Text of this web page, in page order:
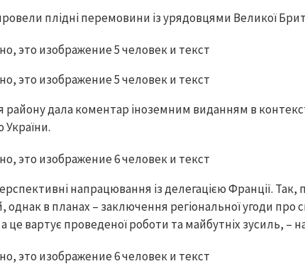
плідні перемовини із урядовцями Великої
району дала коментар іноземним виданням в
України.
напрацювання із делегацією Франції. Так,
однак в планах – заключення регіональної угоди про
це вартує проведеної роботи та майбутніх зусиль, –